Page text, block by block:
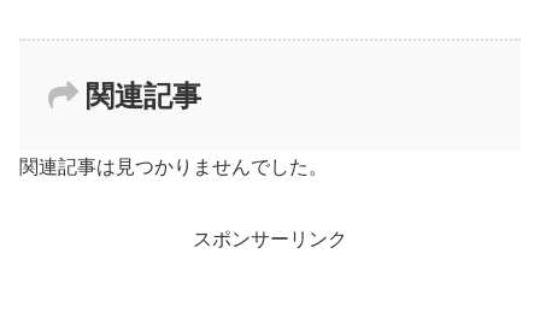
関連記事
関連記事は見つかりませんでした。
スポンサーリンク